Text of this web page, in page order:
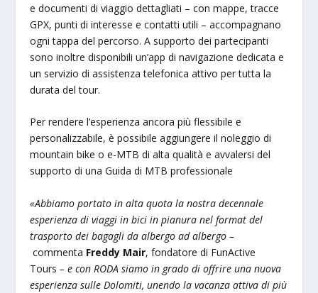
e documenti di viaggio dettagliati – con mappe, tracce
GPX, punti di interesse e contatti utili – accompagnano
ogni tappa del percorso. A supporto dei partecipanti
sono inoltre disponibili un’app di navigazione dedicata e
un servizio di assistenza telefonica attivo per tutta la
durata del tour.
Per rendere l’esperienza ancora più flessibile e
personalizzabile, è possibile aggiungere il noleggio di
mountain bike o e-MTB di alta qualità e avvalersi del
supporto di una Guida di MTB professionale
«Abbiamo portato in alta quota la nostra decennale
esperienza di viaggi in bici in pianura nel format del
trasporto dei bagagli da albergo ad albergo –
commenta Freddy Mair, fondatore di FunActive
Tours – e con RODA siamo in grado di offrire una nuova
esperienza sulle Dolomiti, unendo la vacanza attiva di più